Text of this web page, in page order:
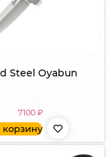
Steel Oyabun
7100₽
корзину